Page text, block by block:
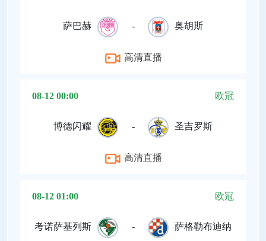
萨巴赫 - 奥胡斯
高清直播
08-12 00:00 欧冠
博德闪耀 - 圣吉罗斯
高清直播
08-12 01:00 欧冠
考诺萨基列斯 - 萨格勒布迪纳